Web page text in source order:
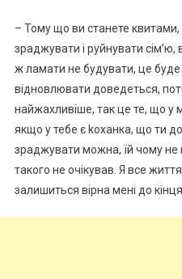
– Тому що ви станете квитами,
зраджувати і руйнувати
ж ламати не будувати, це буде
відновлювати доведеться,
найжахливіше, так це те, що у
якщо у тебе є kоханка, що ти
зраджувати можна, їй чому не
такого не очікував. Я все
залишиться вірна мені до кінця.